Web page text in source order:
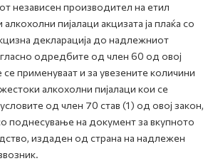
независен производител на етил
пијалаци акцизата ја плаќа со
декларација до надлежниот
одредбите од член 60 од овој
применуваат и за увезените количини
алкохолни пијалаци кои се
од член 70 став (1) од овој закон,
поднесување на документ за вкупното
издаден од страна на надлежен